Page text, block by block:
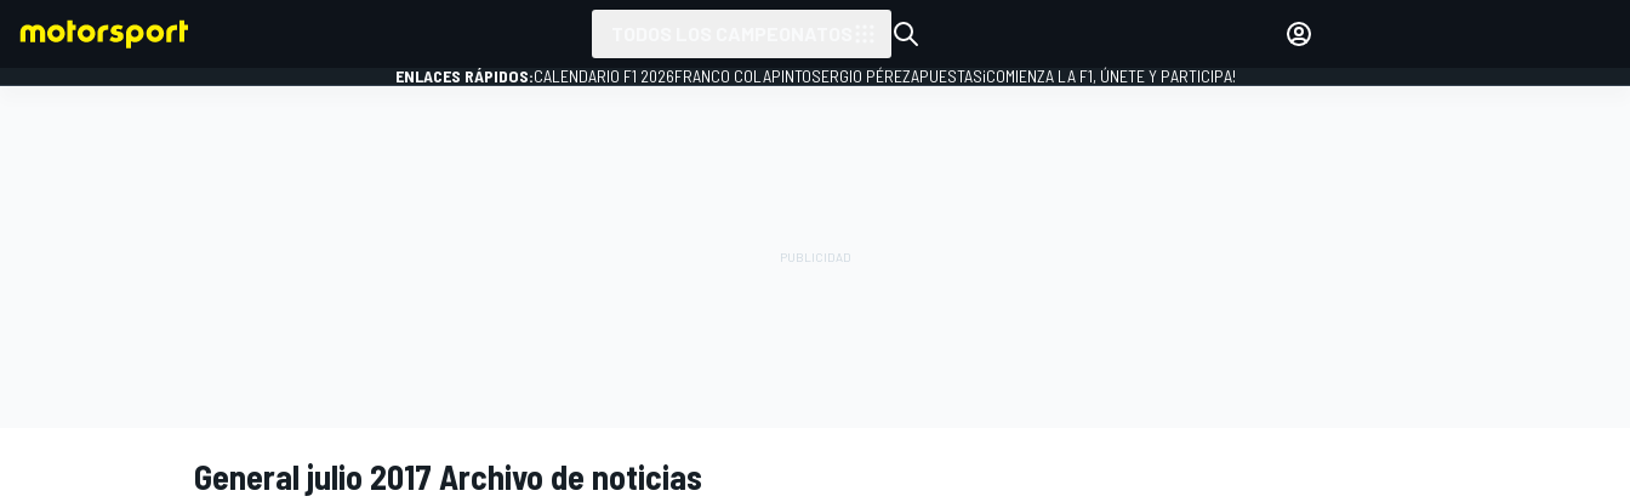
INICIAR SESIÓN
ENLACES RÁPIDOS:CALENDARIO F1 2026FRANCO COLAPINTOSERGIO PÉREZAPUESTAS¡COMIENZA LA F1, ÚNETE Y PARTICIPA!
General julio 2017 Archivo de noticias